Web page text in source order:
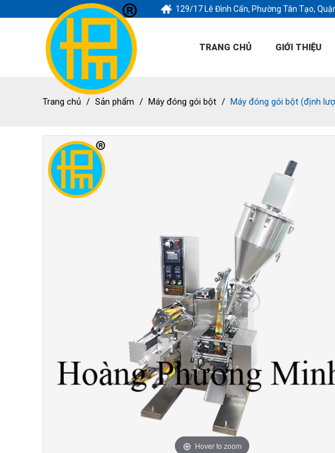
129/17 Lê Đình Cẩn, Phường Tân Tạo,
TRANG CHỦ GIỚI THIỆU
Trang chủ Sản phẩm Máy đóng gói bột Máy đóng gói bột (định
Hover to zoom